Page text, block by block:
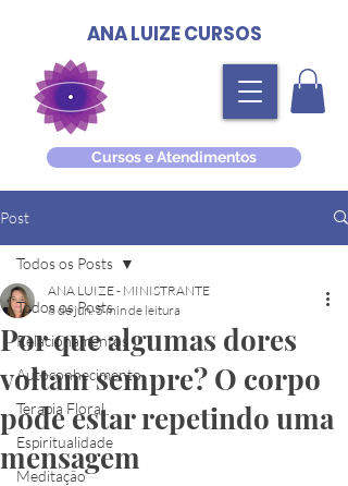
ANA LUIZE CURSOS
Cursos e Atendimentos
Post
Todos os Posts
Relacionamentos
Autoconhecimento
Terapia Floral
Espiritualidade
Meditação
Todos os Posts
Por que algumas dores
voltam sempre? O corpo
pode estar repetindo uma
mensagem
ANA LUIZE - MINISTRANTE
8 de jun. 5 min de leitura